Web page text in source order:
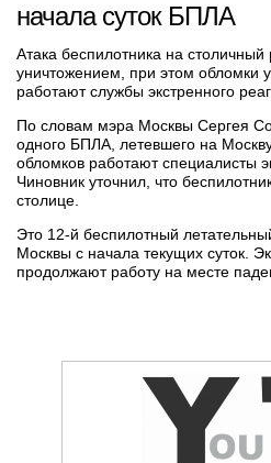
начала суток БПЛА
Атака беспилотника на столичный
уничтожением, при этом обломки
работают службы экстренного
По словам мэра Москвы Сергея
одного БПЛА, летевшего на
обломков работают специалисты
Чиновник уточнил, что
столице.
Это 12-й беспилотный
Москвы с начала текущих суток.
продолжают работу на месте